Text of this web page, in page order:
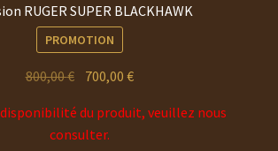
RUGER SUPER BLACKHAWK
PROMOTION
800,00€ Le
initial
était :
700,00€Le
actuel
du produit, veuillez nous
consulter.